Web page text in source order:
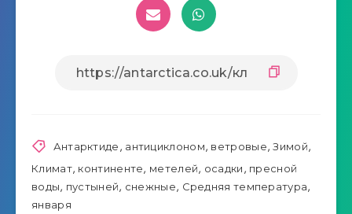
Антарктиде, антициклоном, ветровые,Зимой,
Климат, континенте, метелей, осадки, пресной
воды, пустыней, снежные, Средняя температура,
января